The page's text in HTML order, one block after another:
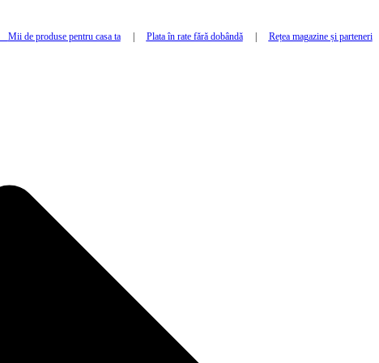
Mii de produse pentru casa ta| Plata în rate fără dobândă| Rețea magazine și parteneri